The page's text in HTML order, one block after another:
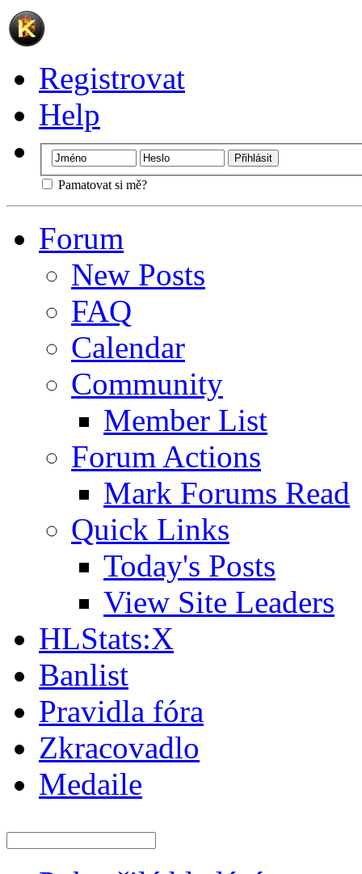
Registrovat
Help
Pamatovat si mě?
Forum
New Posts
FAQ
Calendar
Community
Member List
Forum Actions
Mark Forums Read
Quick Links
Today's Posts
View Site Leaders
HLStats:X
Banlist
Pravidla fóra
Zkracovadlo
Medaile